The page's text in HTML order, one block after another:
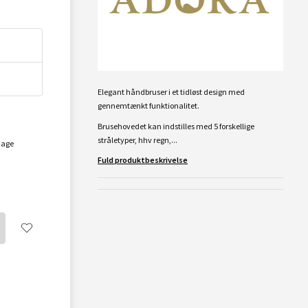
Elegant håndbruser i et tidløst design med
gennemtænkt funktionalitet.
Brusehovedet kan indstilles med 5 forskellige
stråletyper, hhv regn,...
Fuld produktbeskrivelse